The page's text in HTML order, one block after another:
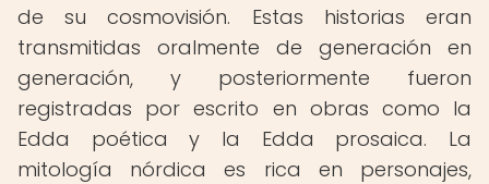
de su cosmovisión. Estas historias eran
transmitidas oralmente de generación en
generación, y posteriormente fueron
registradas por escrito en obras como la
Edda poética y la Edda prosaica. La
mitología nórdica es rica en personajes,